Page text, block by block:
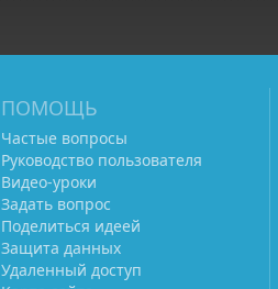
ПОМОЩЬ
Частые вопросы
Руководство пользователя
Видео-уроки
Задать вопрос
Поделиться идеей
Защита данных
Удаленный доступ